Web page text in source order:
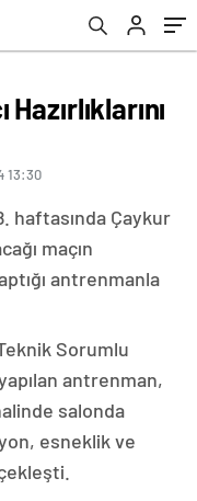
13:30
haftasında Çaykur
maçın
antrenmanla
Sorumlu
antrenman,
salonda
esneklik ve